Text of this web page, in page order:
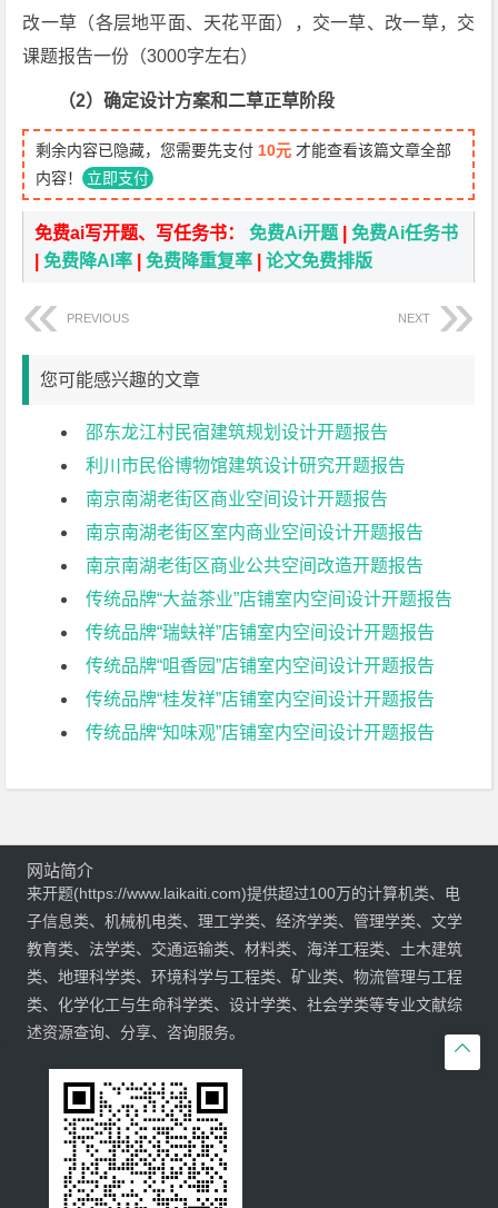
改一草（各层地平面、天花平面），交一草、改一草，交
课题报告一份（3000字左右）
（2）确定设计方案和二草正草阶段
剩余内容已隐藏，您需要先支付 10元 才能查看该篇文章全部
内容！ 立即支付
免费ai写开题、写任务书：免费Ai开题 |免费Ai任务书
|免费降AI率 |免费降重复率 |论文免费排版
PREVIOUS NEXT
您可能感兴趣的文章
邵东龙江村民宿建筑规划设计开题报告
利川市民俗博物馆建筑设计研究开题报告
南京南湖老街区商业空间设计开题报告
南京南湖老街区室内商业空间设计开题报告
南京南湖老街区商业公共空间改造开题报告
传统品牌“大益茶业”店铺室内空间设计开题报告
传统品牌“瑞蚨祥”店铺室内空间设计开题报告
传统品牌“咀香园”店铺室内空间设计开题报告
传统品牌“桂发祥”店铺室内空间设计开题报告
传统品牌“知味观”店铺室内空间设计开题报告

网站简介
来开题(https://www.laikaiti.com)提供超过100万的计算机类、电
子信息类、机械机电类、理工学类、经济学类、管理学类、文学
教育类、法学类、交通运输类、材料类、海洋工程类、土木建筑
类、地理科学类、环境科学与工程类、矿业类、物流管理与工程
类、化学化工与生命科学类、设计学类、社会学类等专业文献综
述资源查询、分享、咨询服务。